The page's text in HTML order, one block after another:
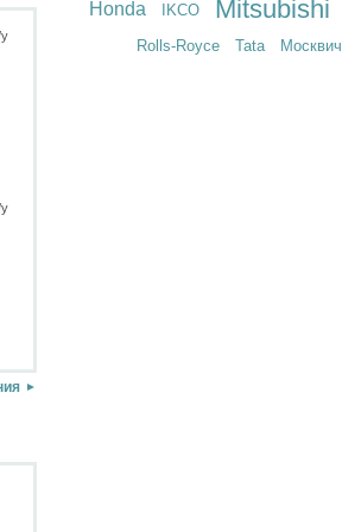
Honda IKCO Mitsubishi
Rolls-Royce Tata Москвич